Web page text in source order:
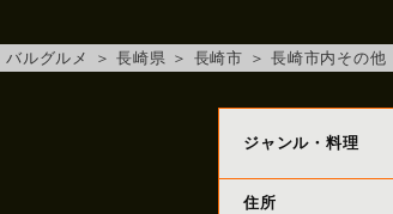
バルグルメ ＞ 長崎県 ＞ 長崎市 ＞ 長崎市内その他
ジャンル・料理
住所